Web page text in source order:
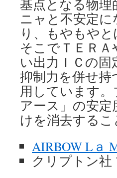
基点となる物
ニャと不安定
り、もやもや
そこでＴＥＲ
い出力ＩＣの
抑制力を併せ
用しています
アース」の安
けを消去する
AIRBOW Lａ
クリプトン